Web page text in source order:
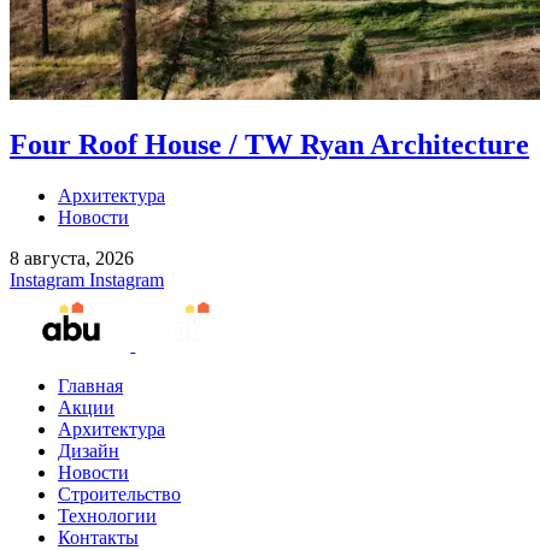
Four Roof House / TW Ryan Architecture
Архитектура
Новости
8 августа, 2026
Instagram Instagram
Главная
Акции
Архитектура
Дизайн
Новости
Строительство
Технологии
Контакты